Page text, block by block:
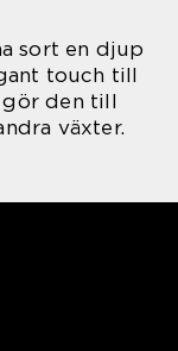
sort en djup
touch till
gör den till
växter.